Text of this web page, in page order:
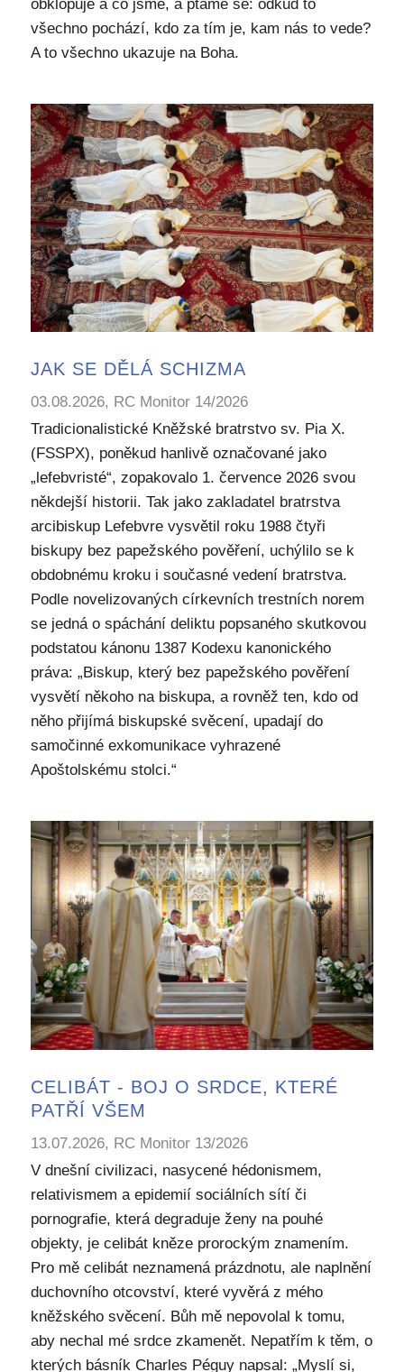
obklopuje a co jsme, a ptáme se: odkud to
všechno pochází, kdo za tím je, kam nás to vede?
A to všechno ukazuje na Boha.
JAK SE DĚLÁ SCHIZMA
03.08.2026, RC Monitor 14/2026
Tradicionalistické Kněžské bratrstvo sv. Pia X.
(FSSPX), poněkud hanlivě označované jako
„lefebvristé“, zopakovalo 1. července 2026 svou
někdejší historii. Tak jako zakladatel bratrstva
arcibiskup Lefebvre vysvětil roku 1988 čtyři
biskupy bez papežského pověření, uchýlilo se k
obdobnému kroku i současné vedení bratrstva.
Podle novelizovaných církevních trestních norem
se jedná o spáchání deliktu popsaného skutkovou
podstatou kánonu 1387 Kodexu kanonického
práva: „Biskup, který bez papežského pověření
vysvětí někoho na biskupa, a rovněž ten, kdo od
něho přijímá biskupské svěcení, upadají do
samočinné exkomunikace vyhrazené
Apoštolskému stolci.“
CELIBÁT - BOJ O SRDCE, KTERÉ
PATŘÍ VŠEM
13.07.2026, RC Monitor 13/2026
V dnešní civilizaci, nasycené hédonismem,
relativismem a epidemií sociálních sítí či
pornografie, která degraduje ženy na pouhé
objekty, je celibát kněze prorockým znamením.
Pro mě celibát neznamená prázdnotu, ale naplnění
duchovního otcovství, které vyvěrá z mého
kněžského svěcení. Bůh mě nepovolal k tomu,
aby nechal mé srdce zkamenět. Nepatřím k těm, o
kterých básník Charles Péguy napsal: „Myslí si,